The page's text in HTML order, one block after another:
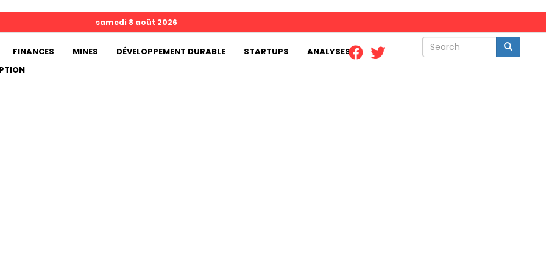
Search Search
samedi 8 août 2026
FINANCES MINES DÉVELOPPEMENT DURABLE STARTUPS
ANALYSES